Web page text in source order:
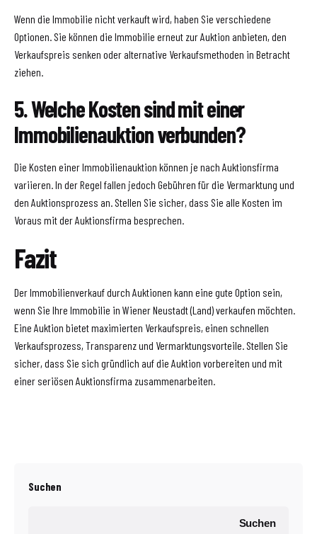
Wenn die Immobilie nicht verkauft wird, haben Sie verschiedene
Optionen. Sie können die Immobilie erneut zur Auktion anbieten, den
Verkaufspreis senken oder alternative Verkaufsmethoden in Betracht
ziehen.
5. Welche Kosten sind mit einer
Immobilienauktion verbunden?
Die Kosten einer Immobilienauktion können je nach Auktionsfirma
variieren. In der Regel fallen jedoch Gebühren für die Vermarktung und
den Auktionsprozess an. Stellen Sie sicher, dass Sie alle Kosten im
Voraus mit der Auktionsfirma besprechen.
Fazit
Der Immobilienverkauf durch Auktionen kann eine gute Option sein,
wenn Sie Ihre Immobilie in Wiener Neustadt (Land) verkaufen möchten.
Eine Auktion bietet maximierten Verkaufspreis, einen schnellen
Verkaufsprozess, Transparenz und Vermarktungsvorteile. Stellen Sie
sicher, dass Sie sich gründlich auf die Auktion vorbereiten und mit
einer seriösen Auktionsfirma zusammenarbeiten.
Suchen
Suchen